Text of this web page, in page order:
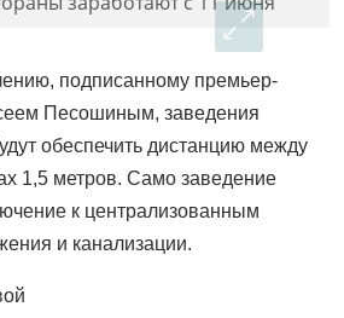
подписанному премьер-
Песошиным, заведения
обеспечить дистанцию между
1,5 метров. Само заведение
к централизованным
и канализации.